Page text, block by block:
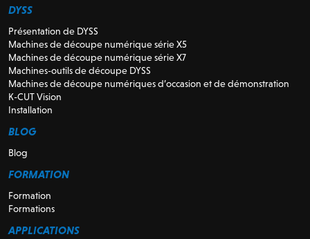
DYSS
Présentation de DYSS
Machines de découpe numérique série X5
Machines de découpe numérique série X7
Machines-outils de découpe DYSS
Machines de découpe numériques d’occasion et de démonstration
K-CUT Vision
Installation
BLOG
Blog
FORMATION
Formation
Formations
APPLICATIONS